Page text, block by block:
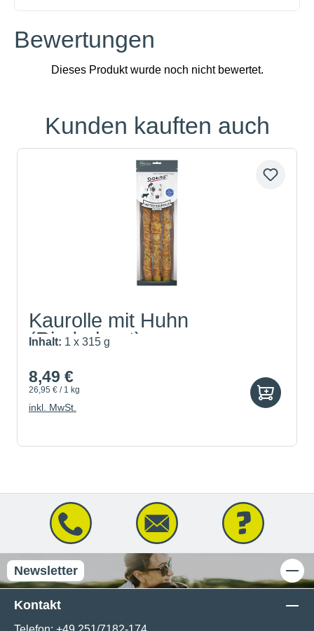
Bewertungen
Produktgalerie überspringen
Kunden kauften auch
Kaurolle mit Huhn
(Rinderhaut)
Inhalt: 1 x 315 g
8,49 €
26,95 € / 1 kg
inkl. MwSt.
Newsletter
Kontakt